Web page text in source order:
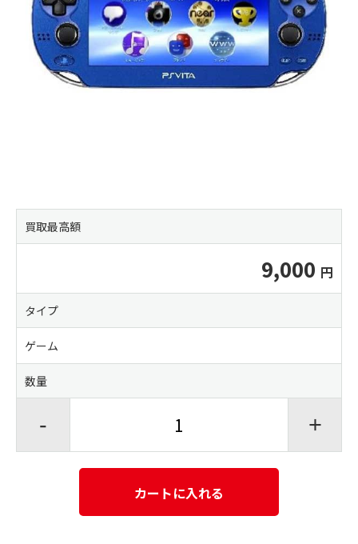
買取最高額
9,000
タイプ
ゲーム
数量
- +
カートに入れる